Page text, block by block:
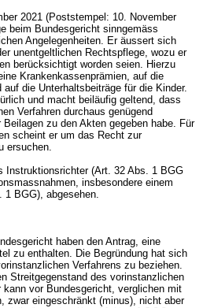
2021 (Poststempel: 10. November
beim Bundesgericht sinngemäss
Angelegenheiten. Er äussert sich
unentgeltlichen Rechtspflege, wozu er
berücksichtigt worden seien. Hierzu
Krankenkassenprämien, auf die
die Unterhaltsbeiträge für die Kinder.
und macht beiläufig geltend, dass
Verfahren durchaus genügend
zu den Akten gegeben habe. Für
scheint er um das Recht zur
ersuchen.
Instruktionsrichter (Art. 32 Abs. 1 BGG
insbesondere einem
1 BGG), abgesehen.
haben den Antrag, eine
zu enthalten. Die Begründung hat sich
Verfahrens zu beziehen.
Streitgegenstand des vorinstanzlichen
vor Bundesgericht, verglichen mit
zwar eingeschränkt (minus), nicht aber